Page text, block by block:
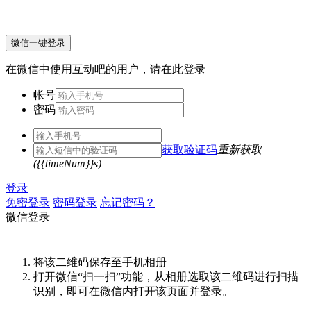
微信一键登录
在微信中使用互动吧的用户，请在此登录
帐号
密码
获取验证码重新获取
({{timeNum}}s)
登录
免密登录 密码登录 忘记密码？
微信登录
将该二维码保存至手机相册
打开微信“扫一扫”功能，从相册选取该二维码进行扫描
识别，即可在微信内打开该页面并登录。